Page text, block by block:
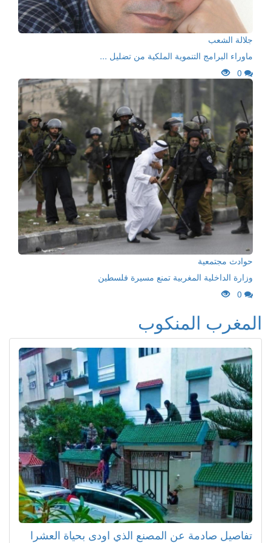
جلالة الشعب
ماوراء البرامج التنموية الملكية من تضليل ...
0
حوادث مجتمعية
وزارة الداخلية المغربية تمنع مسيرة فلسطين
0
المغرب المنكوب
تفاصيل صادمة عن المصنع الذي اودى بحياة العشرا